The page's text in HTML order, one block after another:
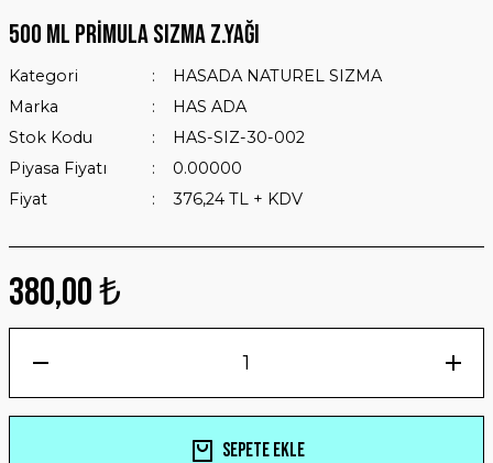
500 ML PRİMULA SIZMA Z.YAĞI
Kategori
HASADA NATUREL SIZMA
Marka
HAS ADA
Stok Kodu
HAS-SIZ-30-002
Piyasa Fiyatı
0.00000
Fiyat
376,24 TL + KDV
380,00 ₺
Sepete Ekle